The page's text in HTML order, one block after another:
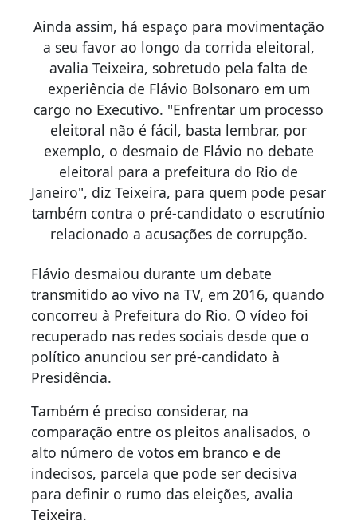
Ainda assim, há espaço para movimentação
a seu favor ao longo da corrida eleitoral,
avalia Teixeira, sobretudo pela falta de
experiência de Flávio Bolsonaro em um
cargo no Executivo. "Enfrentar um processo
eleitoral não é fácil, basta lembrar, por
exemplo, o desmaio de Flávio no debate
eleitoral para a prefeitura do Rio de
Janeiro", diz Teixeira, para quem pode pesar
também contra o pré-candidato o escrutínio
relacionado a acusações de corrupção.
Flávio desmaiou durante um debate
transmitido ao vivo na TV, em 2016, quando
concorreu à Prefeitura do Rio. O vídeo foi
recuperado nas redes sociais desde que o
político anunciou ser pré-candidato à
Presidência.
Também é preciso considerar, na
comparação entre os pleitos analisados, o
alto número de votos em branco e de
indecisos, parcela que pode ser decisiva
para definir o rumo das eleições, avalia
Teixeira.